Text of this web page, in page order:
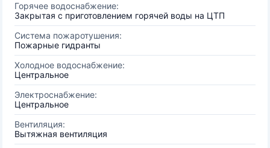
Горячее водоснабжение:
Закрытая с приготовлением горячей воды на ЦТП
Система пожаротушения:
Пожарные гидранты
Холодное водоснабжение:
Центральное
Электроснабжение:
Центральное
Вентиляция:
Вытяжная вентиляция